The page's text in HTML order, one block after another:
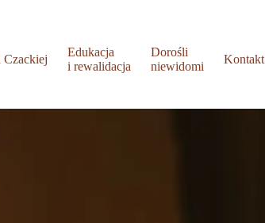
Czackiej
Edukacja
i rewalidacja
Dorośli
niewidomi
Kontakt